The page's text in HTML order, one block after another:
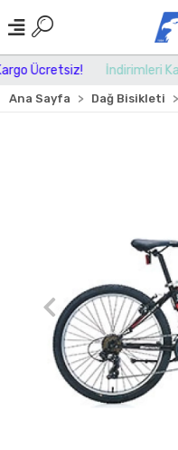
Ücretsiz! İndirimleri
Ana Sayfa Dağ Bisikleti